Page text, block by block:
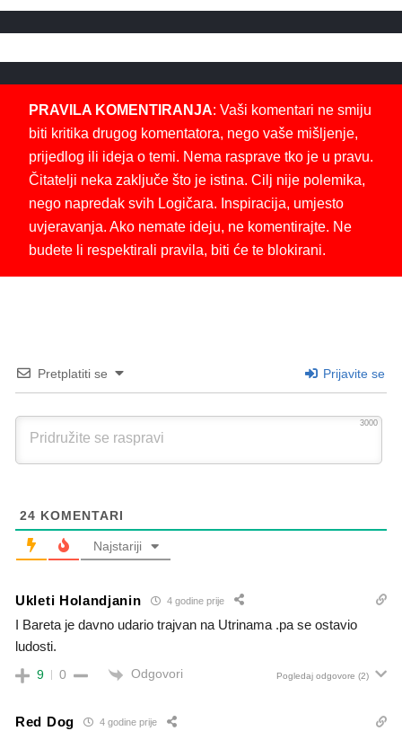
PRAVILA KOMENTIRANJA: Vaši komentari ne smiju
biti kritika drugog komentatora, nego vaše mišljenje,
prijedlog ili ideja o temi. Nema rasprave tko je u pravu.
Čitatelji neka zaključe što je istina. Cilj nije polemika,
nego napredak svih Logičara. Inspiracija, umjesto
uvjeravanja. Ako nemate ideju, ne komentirajte. Ne
budete li respektirali pravila, biti će te blokirani.
Pretplatiti se Prijavite se
3000
24 KOMENTARI
Najstariji
Ukleti Holandjanin 4 godine prije
I Bareta je davno udario trajvan na Utrinama .pa se ostavio
ludosti.
9 0 Odgovori Pogledaj odgovore (2)
Red Dog 4 godine prije